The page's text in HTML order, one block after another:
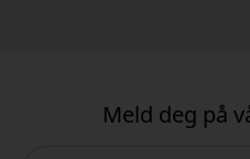
Meld deg på